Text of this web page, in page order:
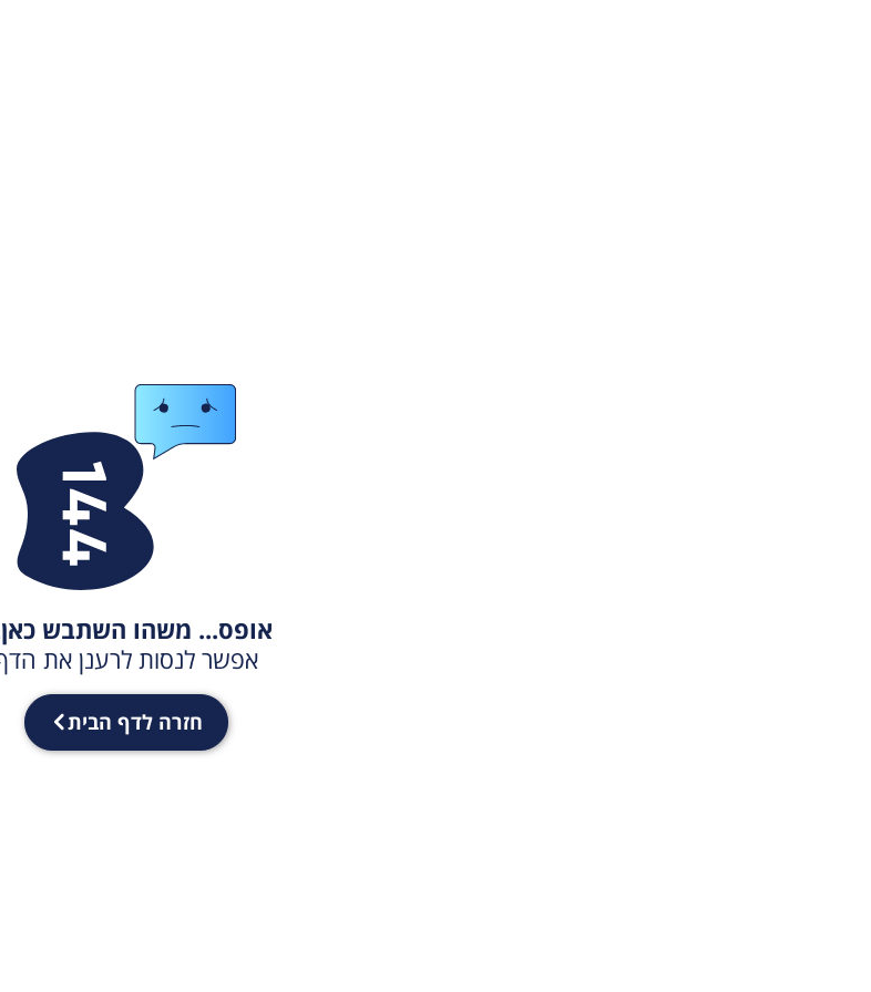
אופס... משהו השתבש
אפשר לנסות לרענן את
חזרה לדף הבית